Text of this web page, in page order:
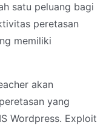
satu peluang bagi
peretasan
memiliki
akan
yang
Wordpress. Exploit